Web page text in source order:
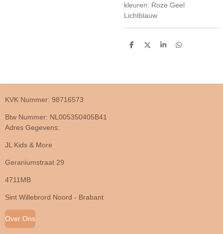
kleuren: Roze Geel
Lichtblauw
D
D
S
D
KVK Nummer: 98716573
Btw Nummer: NL005350405B41
Adres Gegevens:
JL Kids & More
Geraniumstraat 29
4711MB
Sint Willebrord Noord - Brabant
Over Ons